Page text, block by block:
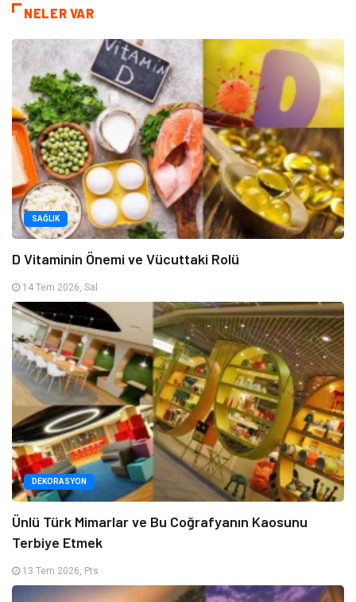
NELER VAR
SAĞLIK
D Vitaminin Önemi ve Vücuttaki Rolü
14 Tem 2026, Sal
DEKORASYON
Ünlü Türk Mimarlar ve Bu Coğrafyanın Kaosunu
Terbiye Etmek
13 Tem 2026, Pts